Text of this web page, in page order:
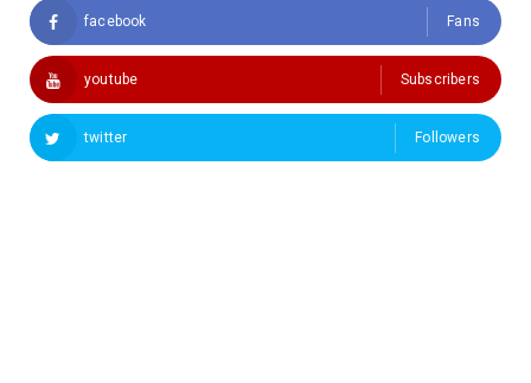
facebook Fans
youtube Subscribers
twitter Followers